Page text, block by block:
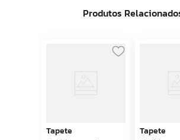
Produtos
Tapete
Tapete